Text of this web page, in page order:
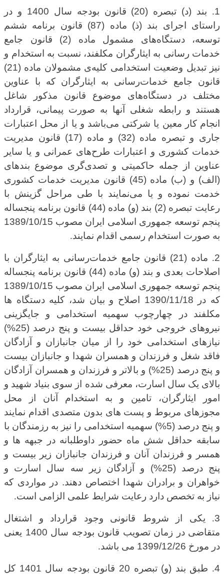
1
.
بند (د) تبصره (20) قانون بودجه سال 1400 و در
راستای اجرای بند (ذ) ماده (87) قانون برنامه ششم
توسعه، ‌دستگاه‌های مشمول ماده (2) قانون جامع
خدمات رسانی به ایثارگران مکلفند، نسبت به استخدام و
نیز تبدیل وضعیت استخدامی کلیه‌ی مشمولان ماده (21)
قانون جامع خدمات‌رسانی به ایثارگران که با عناوین
مختلف در ‌دستگاه‌های موضوع قانون مذکور شاغل
هستند و رابطه شغلی آنها به صورت پیمانی، قرارداد
انجام کار معین یا شرکتی می‌باشد و یا از محل اعتبارات
جاری و تبصره ماده (32) و ماده (17) قانون مدیریت
خدمات کشوری و اعتبارات طرح‌های عمرانی و یا سایر
عناوین از جمله حاکمیتی و تصدی‌گری موضوع بندهای
(الف) و (ب) ماده (45) قانون مدیریت خدمات کشوری
خدمت نموده و یا می‌نمایند با طی مراحل گزینش با
رعایت تبصره (2) بند (و) ماده (44) قانون برنامه پنجساله
پنجم توسعه جمهوری اسلامی ایران مصوب 1389/10/15
به صورت استخدام رسمی اقدام نمایند.
2
.
ماده (21) قانون جامع خدمات‌رسانی به ایثارگران با
اصلاحات بعدی و بند (و) ماده (44) قانون برنامه پنجساله
پنجم توسعه جمهوری اسلامی ایران مصوب 1389/10/15
که در 1390/11/18 اصلاح و بیان شد، کلیه دستگاه ها
مکلفند در چهارچوب سهمیه استخدامی و جایگزینی
نیروهای خروجی خود حداقل بیست و پنج درصد (25%)
نیازهای استخدامی خود را از میان جانبازان و آزادگان
فاقد شغل و فرزندان و همسران شهدا و جانبازان بیست
و پنج درصد (25%) و بالاتر و فرزندان و همسران آزادگان
بالای یک سال اسارت، معرفی شده از سوی بنیاد شهید و
امور ایثارگران، تامین و به استخدام آنان از محل
مجوزهای مربوط و پست های بدون متصدی اقدام نمایند
و پنج درصد (5%) سهمیه استخدامی را نیز به رزمندگان با
سابقه حداقل شش ماه حضور داوطلبانه در جبهه ها و
همسر و فرزندان آنان و فرزندان جانبازان زیر بیست و
پنج درصد (25%) و آزادگان زیر سه سال اسارت و
خواهران و برادران شهدا اختصاص دهند. در مواردی که
نیاز به تخصص دارد رعایت شرایط علمی الزامی است.
3
. یکی از شروط قانونی وجود قرارداد و اشتغال
متقاضی در زمان تصویب قانون بودجه سال 1400 یعنی
در مورخ 1399/12/26 می باشد
.
4
.
طبق بند (و) تبصره 20 قانون بودجه سال 1401 کل